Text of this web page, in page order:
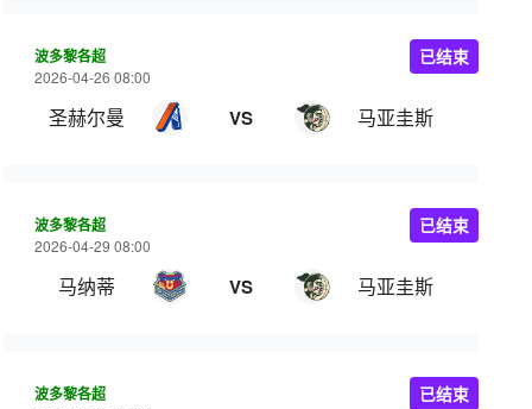
波多黎各超
2026-04-26 08:00
圣赫尔曼 VS 马亚圭斯
已结束
波多黎各超
2026-04-29 08:00
马纳蒂 VS 马亚圭斯
已结束
波多黎各超 已结束